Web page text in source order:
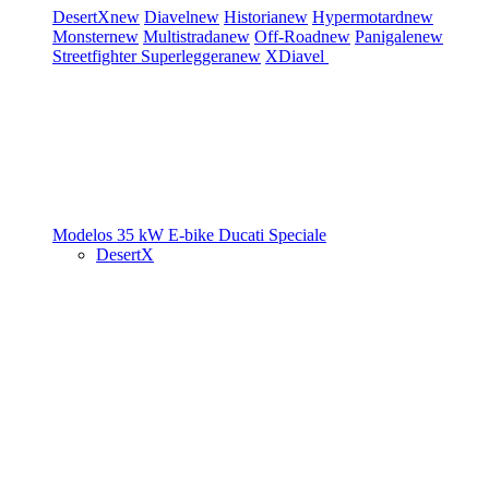
DesertXnew Diavelnew Historianew Hypermotardnew
Monsternew Multistradanew Off-Roadnew Panigalenew
Streetfighter Superleggeranew XDiavel
Modelos 35 kW E-bike Ducati Speciale
DesertX